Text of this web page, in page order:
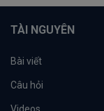
TÀI NGUYÊN
Bài viết
Câu hỏi
Videos